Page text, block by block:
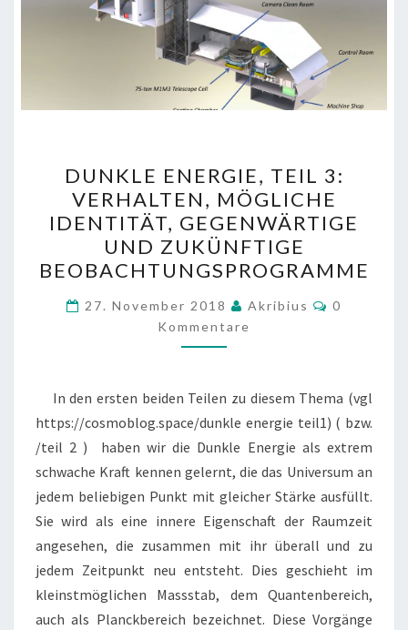
ENERGIE,
TEIL
3:
VERHALTEN,
MÖGLICHE
IDENTITÄT,
GEGENWÄRTIGE
UND
DUNKLE ENERGIE, TEIL 3:
VERHALTEN, MÖGLICHE
IDENTITÄT, GEGENWÄRTIGE
UND ZUKÜNFTIGE
BEOBACHTUNGSPROGRAMME
27. November 2018 Akribius
0
Kommentare
In den ersten beiden Teilen zu diesem Thema (vgl
https://cosmoblog.space/dunkle energie teil1) ( bzw.
/teil 2 ) haben wir die Dunkle Energie als extrem
schwache Kraft kennen gelernt, die das Universum an
jedem beliebigen Punkt mit gleicher Stärke ausfüllt.
Sie wird als eine innere Eigenschaft der Raumzeit
angesehen, die zusammen mit ihr überall und zu
jedem Zeitpunkt neu entsteht. Dies geschieht im
kleinstmöglichen Massstab, dem Quantenbereich,
auch als Planckbereich bezeichnet. Diese Vorgänge